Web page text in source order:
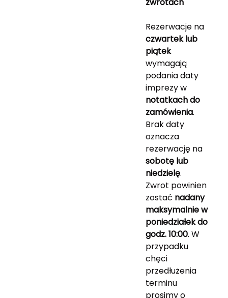
Rezerwacje na
czwartek lub
piątek
wymagają
podania daty
imprezy w
notatkach do
zamówienia.
Brak daty
oznacza
rezerwację na
sobotę lub
niedzielę.
Zwrot powinien
zostać nadany
maksymalnie w
poniedziałek do
godz. 10:00. W
przypadku
chęci
przedłużenia
terminu
prosimy o